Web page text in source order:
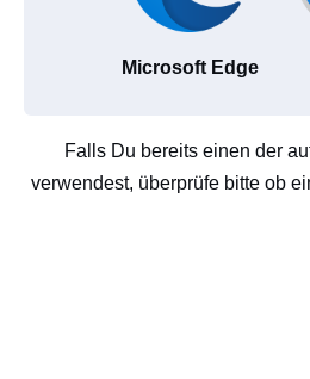
Microsoft Edge
Falls Du bereits einen der
verwendest, überprüfe bitte ob